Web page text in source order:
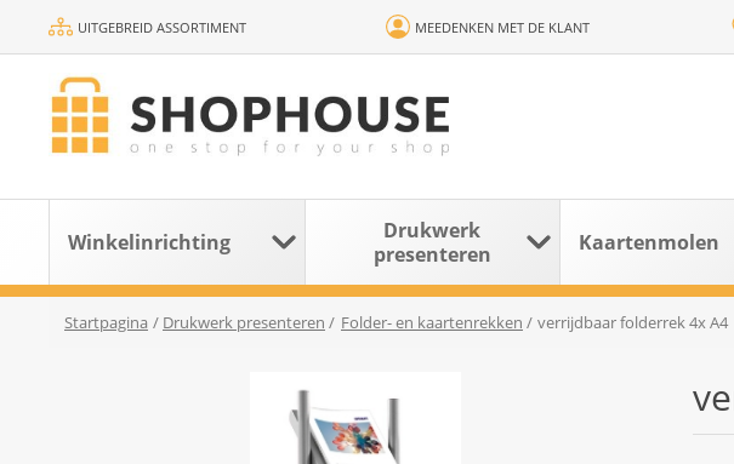
UITGEBREID ASSORTIMENT MEEDENKEN MET DE KLANT
Winkelinrichting
Drukwerk
presenteren
Kaartenmolen
Startpagina / Drukwerk presenteren / Folder- en kaartenrekken / verrijdbaar folderrek 4x A4